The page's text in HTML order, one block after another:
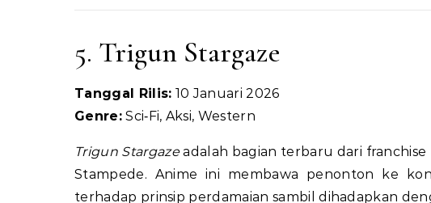
5. Trigun Stargaze
Tanggal Rilis: 10 Januari 2026
Genre:Sci‑Fi, Aksi, Western
Trigun Stargazeadalah bagian terbaru dari franchise
Stampede. Anime ini membawa penonton ke
terhadap prinsip perdamaian sambil dihadapkan